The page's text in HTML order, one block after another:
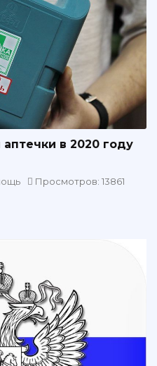
в 2020 году
Просмотров: 13861